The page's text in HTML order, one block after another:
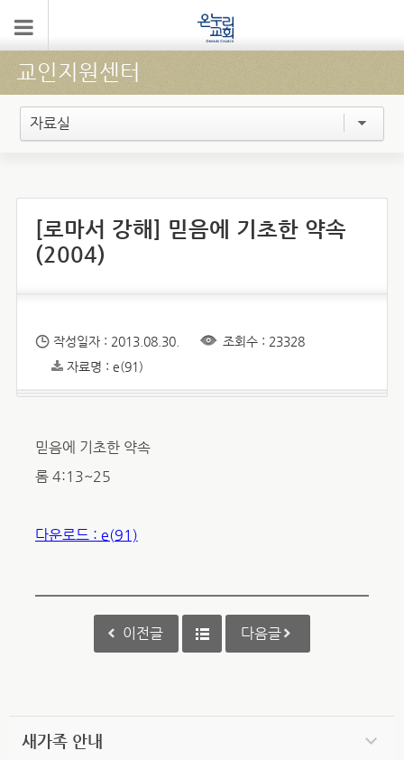
교인지원센터
자료실
[로마서 강해] 믿음에 기초한 약속
(2004)
작성일자 : 2013.08.30.
조회수 : 23328
자료명 : e(91)
믿음에 기초한 약속
롬 4:13~25
다운로드 : e(91)
이전글 다음글
새가족 안내